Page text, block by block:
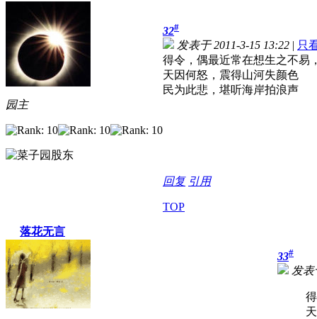
园主
32#
发表于 2011-3-15 13:22 | 只
得令，偶最近常在想生之不易
天因何怒，震得山河失颜色
民为此悲，堪听海岸拍浪声
回复 引用
TOP
落花无言
33#
发表